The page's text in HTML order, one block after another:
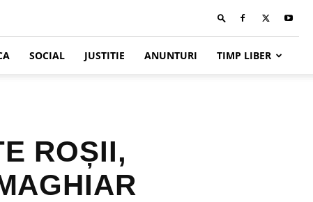
SOCIAL JUSTITIE ANUNTURI TIMP LIBER
ROȘII,